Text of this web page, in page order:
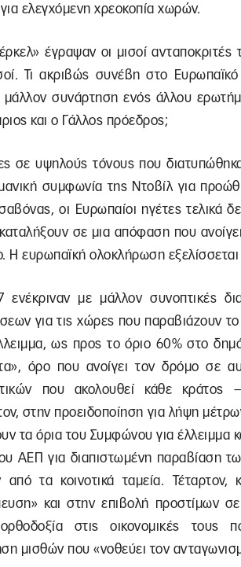
ελεγχόμενη χρεοκοπία χωρών.
έγραψαν οι μισοί
Τι ακριβώς συνέβη στο
μάλλον συνάρτηση ενός άλλου
και ο Γάλλος πρόεδρος;
σε υψηλούς τόνους που
συμφωνία της Ντοβίλ για
οι Ευρωπαίοι ηγέτες τελικά
σε μια απόφαση που
Η ευρωπαϊκή ολοκλήρωση
με μάλλον συνοπτικές
για τις χώρες που παραβιάζουν
ως προς το όριο 60% στο
όρο που ανοίγει τον δρόμο σε
που ακολουθεί κάθε
στην προειδοποίηση για λήψη
τα όρια του Συμφώνου για έλλειμμα
ΑΕΠ για διαπιστωμένη παραβίαση
τα κοινοτικά ταμεία. Τέταρτον,
και στην επιβολή προστίμων
στις οικονομικές τους
μισθών που «νοθεύει τον